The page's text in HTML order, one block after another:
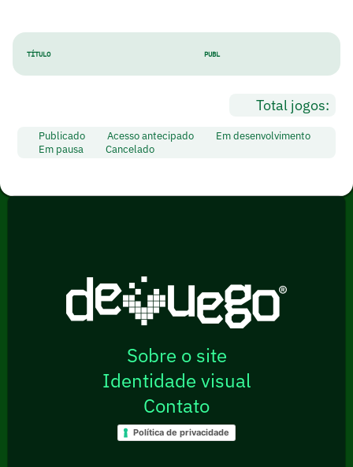
TÍTULO PUBL
Total jogos:
Publicado Acesso antecipado
Em desenvolvimento
Em pausa
Cancelado
Sobre o site
Identidade visual
Contato
Política de privacidade